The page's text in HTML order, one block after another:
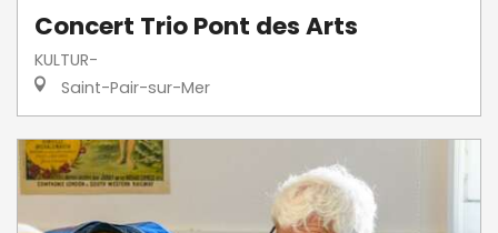
Concert Trio Pont des Arts
KULTUR-
Saint-Pair-sur-Mer